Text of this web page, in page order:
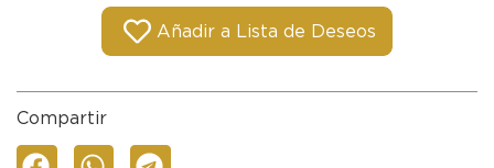
Añadir a Lista de Deseos
Compartir